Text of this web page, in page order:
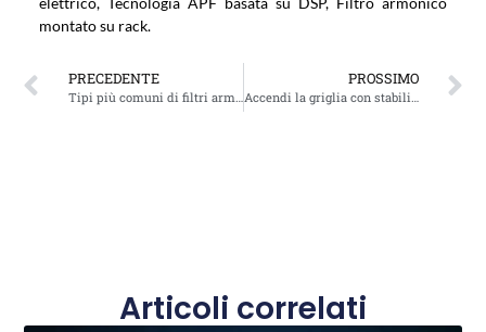
montato su rack.
PRECEDENTE
Tipi più comuni di filtri armonici attivi (APF)
PROSSIMO
Accendi la griglia con stabilità senza pari: Presentazione di Statcom & Esplorare i vantaggi del generatore VAR statico
Articoli correlati